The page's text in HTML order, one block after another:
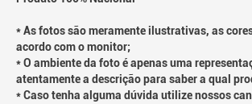
* As fotos são meramente ilustrativas, as
acordo com o monitor;
* O ambiente da foto é apenas uma
atentamente a descrição para saber a qual
* Caso tenha alguma dúvida utilize nossos